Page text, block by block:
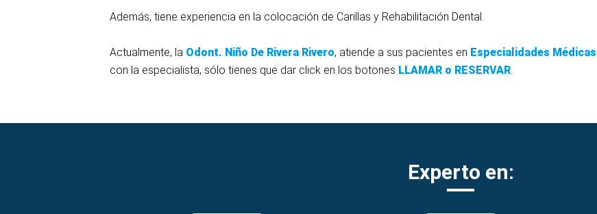
Además, tiene experiencia en la colocación de Carillas y Rehabilitación Dental.
Actualmente, la Odont. Niño De Rivera Rivero, atiende a sus pacientes en Especialidades
con la especialista, sólo tienes que dar click en los botones LLAMAR o RESERVAR.
Experto en: